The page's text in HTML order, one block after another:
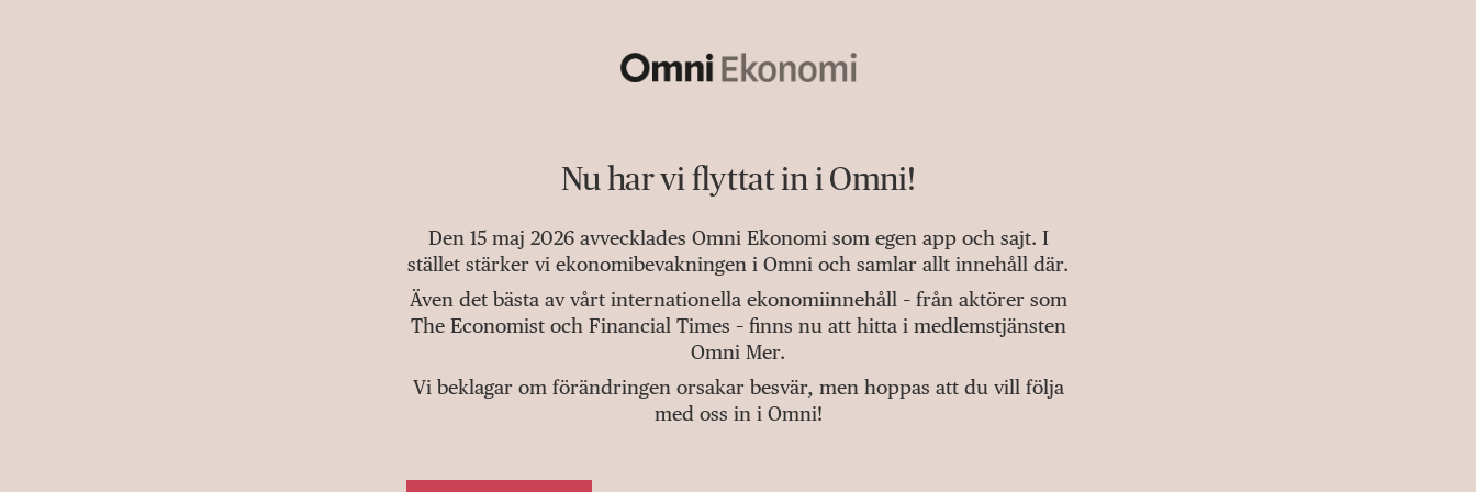
Nu har vi flyttat in i Omni!
Den 15 maj 2026 avvecklades Omni Ekonomi som egen app och sajt. I
stället stärker vi ekonomibevakningen i Omni och samlar allt innehåll där.
Även det bästa av vårt internationella ekonomiinnehåll – från aktörer som
The Economist och Financial Times – finns nu att hitta i medlemstjänsten
Omni Mer.
Vi beklagar om förändringen orsakar besvär, men hoppas att du vill följa
med oss in i Omni!